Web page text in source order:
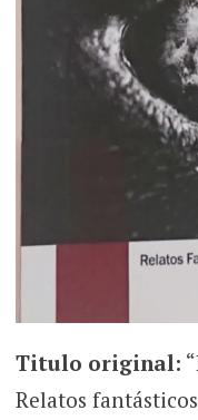
Titulo original:
Relatos